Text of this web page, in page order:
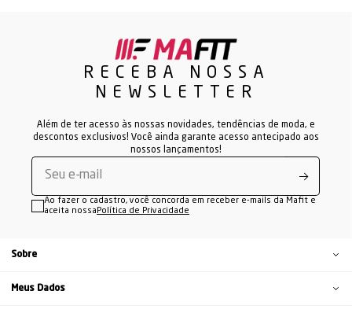
RECEBA NOSSA
NEWSLETTER
Além de ter acesso às nossas novidades, tendências de moda, e
descontos exclusivos! Você ainda garante acesso antecipado aos
nossos lançamentos!
Ao fazer o cadastro, você concorda em receber e-mails da Mafit e
aceita nossa Política de Privacidade
Sobre
Meus Dados